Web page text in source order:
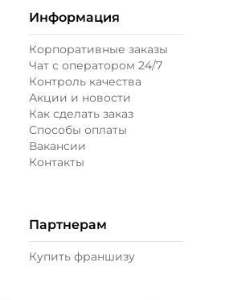
Информация
Корпоративные заказы
Чат с оператором 24/7
Контроль качества
Акции и новости
Как сделать заказ
Способы оплаты
Вакансии
Контакты
Партнерам
Купить франшизу